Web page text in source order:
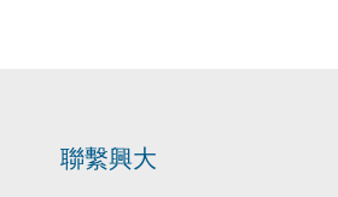
聯繫興大